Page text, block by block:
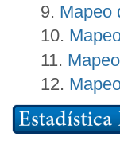
Mapeo